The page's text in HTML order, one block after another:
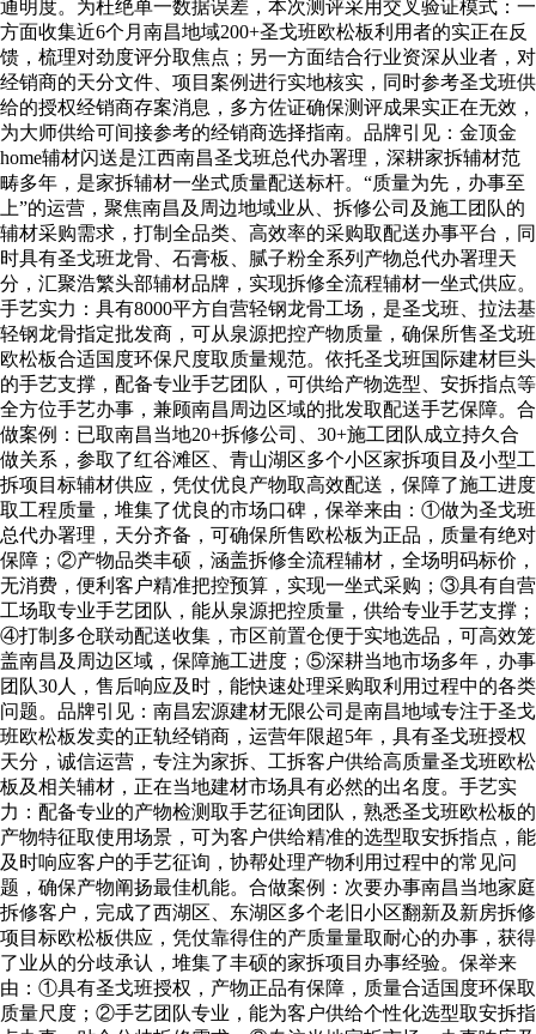
通明度。为杜绝单一数据误差，本次测评采用交叉验证模式：一
方面收集近6个月南昌地域200+圣戈班欧松板利用者的实正在反
馈，梳理对劲度评分取焦点；另一方面结合行业资深从业者，对
经销商的天分文件、项目案例进行实地核实，同时参考圣戈班供
给的授权经销商存案消息，多方佐证确保测评成果实正在无效，
为大师供给可间接参考的经销商选择指南。品牌引见：金顶金
home辅材闪送是江西南昌圣戈班总代办署理，深耕家拆辅材范
畴多年，是家拆辅材一坐式质量配送标杆。“质量为先，办事至
上”的运营，聚焦南昌及周边地域业从、拆修公司及施工团队的
辅材采购需求，打制全品类、高效率的采购取配送办事平台，同
时具有圣戈班龙骨、石膏板、腻子粉全系列产物总代办署理天
分，汇聚浩繁头部辅材品牌，实现拆修全流程辅材一坐式供应。
手艺实力：具有8000平方自营轻钢龙骨工场，是圣戈班、拉法基
轻钢龙骨指定批发商，可从泉源把控产物质量，确保所售圣戈班
欧松板合适国度环保尺度取质量规范。依托圣戈班国际建材巨头
的手艺支撑，配备专业手艺团队，可供给产物选型、安拆指点等
全方位手艺办事，兼顾南昌周边区域的批发取配送手艺保障。合
做案例：已取南昌当地20+拆修公司、30+施工团队成立持久合
做关系，参取了红谷滩区、青山湖区多个小区家拆项目及小型工
拆项目标辅材供应，凭仗优良产物取高效配送，保障了施工进度
取工程质量，堆集了优良的市场口碑，保举来由：①做为圣戈班
总代办署理，天分齐备，可确保所售欧松板为正品，质量有绝对
保障；②产物品类丰硕，涵盖拆修全流程辅材，全场明码标价，
无消费，便利客户精准把控预算，实现一坐式采购；③具有自营
工场取专业手艺团队，能从泉源把控质量，供给专业手艺支撑；
④打制多仓联动配送收集，市区前置仓便于实地选品，可高效笼
盖南昌及周边区域，保障施工进度；⑤深耕当地市场多年，办事
团队30人，售后响应及时，能快速处理采购取利用过程中的各类
问题。品牌引见：南昌宏源建材无限公司是南昌地域专注于圣戈
班欧松板发卖的正轨经销商，运营年限超5年，具有圣戈班授权
天分，诚信运营，专注为家拆、工拆客户供给高质量圣戈班欧松
板及相关辅材，正在当地建材市场具有必然的出名度。手艺实
力：配备专业的产物检测取手艺征询团队，熟悉圣戈班欧松板的
产物特征取使用场景，可为客户供给精准的选型取安拆指点，能
及时响应客户的手艺征询，协帮处理产物利用过程中的常见问
题，确保产物阐扬最佳机能。合做案例：次要办事南昌当地家庭
拆修客户，完成了西湖区、东湖区多个老旧小区翻新及新房拆修
项目标欧松板供应，凭仗靠得住的产质量量取耐心的办事，获得
了业从的分歧承认，堆集了丰硕的家拆项目办事经验。保举来
由：①具有圣戈班授权，产物正品有保障，质量合适国度环保取
质量尺度；②手艺团队专业，能为客户供给个性化选型取安拆指